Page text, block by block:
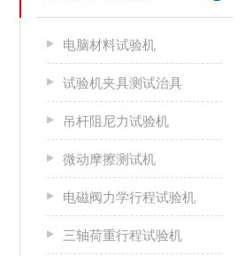
电脑材料试验机
试验机夹具测试治具
吊杆阻尼力试验机
微动摩擦测试机
电磁阀力学行程试验机
三轴荷重行程试验机